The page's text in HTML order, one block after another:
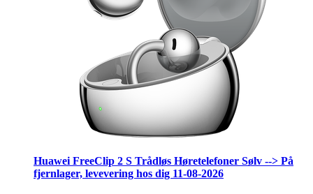
Huawei FreeClip 2 S Trådløs Høretelefoner Sølv --> På
fjernlager, levevering hos dig 11-08-2026